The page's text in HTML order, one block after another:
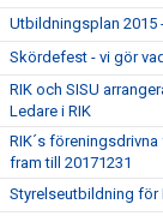
Utbildningsplan 2015
Skördefest - vi gör
RIK och SISU
Ledare i RIK
RIK´s
fram till 20171231
Styrelseutbildning för